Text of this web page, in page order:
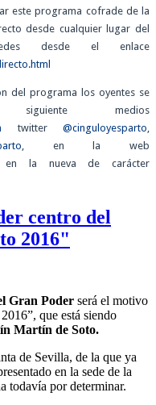
este programa cofrade de la
desde cualquier lugar del
desde el enlace
del programa los oyentes se
medios
twitter@cinguloyesparto
, en la web
la nueva de carácter
centro del
2016"
Gran Poder será el motivo
2016”, que está siendo
Martín de Soto.
de Sevilla, de la que ya
en la sede de la
todavía por determinar.